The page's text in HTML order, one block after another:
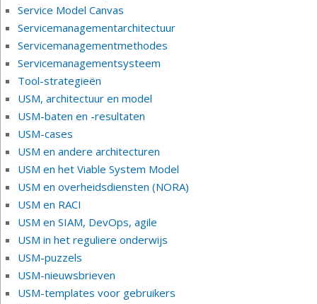
Service Model Canvas
Servicemanagementarchitectuur
Servicemanagementmethodes
Servicemanagementsysteem
Tool-strategieën
USM, architectuur en model
USM-baten en -resultaten
USM-cases
USM en andere architecturen
USM en het Viable System Model
USM en overheidsdiensten (NORA)
USM en RACI
USM en SIAM, DevOps, agile
USM in het reguliere onderwijs
USM-puzzels
USM-nieuwsbrieven
USM-templates voor gebruikers